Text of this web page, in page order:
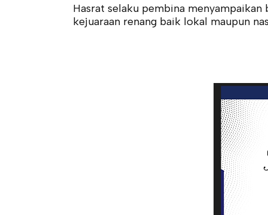
Hasrat selaku pembina
kejuaraan renang baik lokal maupun